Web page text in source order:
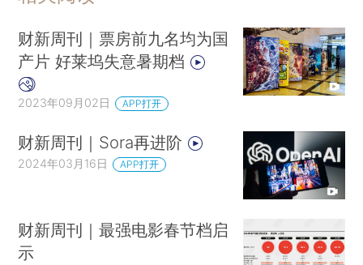
财新周刊｜票房前九名均为国
产片 好莱坞失意暑期档
2023年09月02日 APP打开
财新周刊｜Sora再进阶
2024年03月16日 APP打开
财新周刊｜最强电影春节档启
示